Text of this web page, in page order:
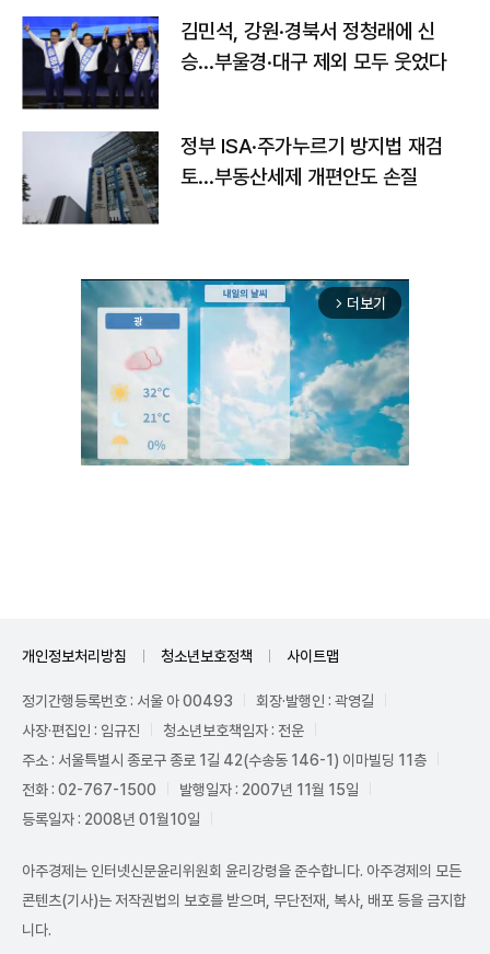
김민석, 강원·경북서 정청래에 신
승…부울경·대구 제외 모두 웃었다
정부 ISA·주가누르기 방지법 재검
토…부동산세제 개편안도 손질
arrow_forward_ios 더보기
개인정보처리방침 청소년보호정책 사이트맵
정기간행등록번호 : 서울 아 00493
회장·발행인 : 곽영길
사장·편집인 : 임규진
청소년보호책임자 : 전운
주소 : 서울특별시 종로구 종로 1길 42(수송동 146-1) 이마빌딩 11층
전화 : 02-767-1500
발행일자 : 2007년 11월 15일
등록일자 : 2008년 01월10일
아주경제는 인터넷신문윤리위원회 윤리강령을 준수합니다. 아주경제의 모든
콘텐츠(기사)는 저작권법의 보호를 받으며, 무단전재, 복사, 배포 등을 금지합
니다.